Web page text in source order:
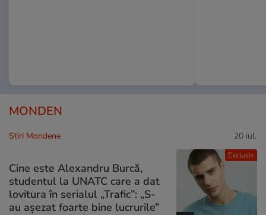
MONDEN
Exclusiv
Stiri Mondene 20 iul.
Cine este Alexandru Burcă,
studentul la UNATC care a dat
lovitura în serialul „Trafic”: „S-
au așezat foarte bine lucrurile”